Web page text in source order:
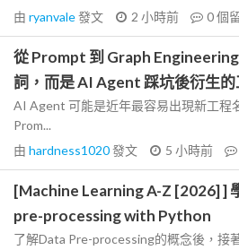
由 ryanvale發文 2 小時前 0個
從 Prompt 到 Graph
詞，而是 AI Agent 踩坑後衍生的
AI Agent 可能是近年最容易出現新工程
Prom...
由 hardness1020發文 5 小時前
[Machine Learning A-Z [2026] ]
pre-processing with Python
了解Data Pre-processing的概念後，接